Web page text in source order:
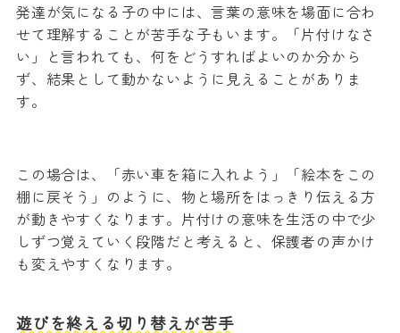
発達が気になる子の中には、言葉の意味を場面に合わ
せて理解することが苦手な子もいます。「片付けなさ
い」と言われても、何をどうすればよいのか分から
ず、結果として動かないように見えることがありま
す。
この場合は、「赤い車を箱に入れよう」「絵本をこの
棚に戻そう」のように、物と場所をはっきり伝える方
が動きやすくなります。片付けの意味を生活の中で少
しずつ覚えていく段階だと考えると、保護者の声かけ
も変えやすくなります。
遊びを終える切り替えが苦手